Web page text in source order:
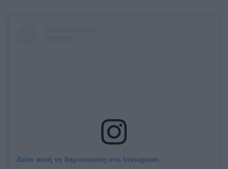
Δείτε αυτή τη δημοσίευση στο Instagram.